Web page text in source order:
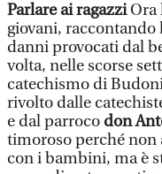
Parlare ai ragazziOra
giovani, raccontando
danni provocati dal
volta, nelle scorse
catechismo di
rivolto dalle
e dal parroco don
timoroso perché non
con i bambini, ma è